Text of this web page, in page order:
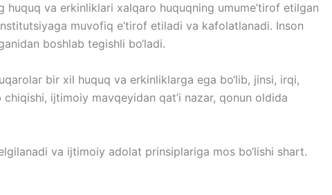
huquq va erkinliklari xalqaro huquqning umume’tirof etilgan
muvofiq e’tirof etiladi va kafolatlanadi. Inson
boshlab tegishli bo‘ladi.
bir xil huquq va erkinliklarga ega bo‘lib, jinsi, irqi,
ijtimoiy mavqeyidan qat’i nazar, qonun oldida
va ijtimoiy adolat prinsiplariga mos bo‘lishi shart.